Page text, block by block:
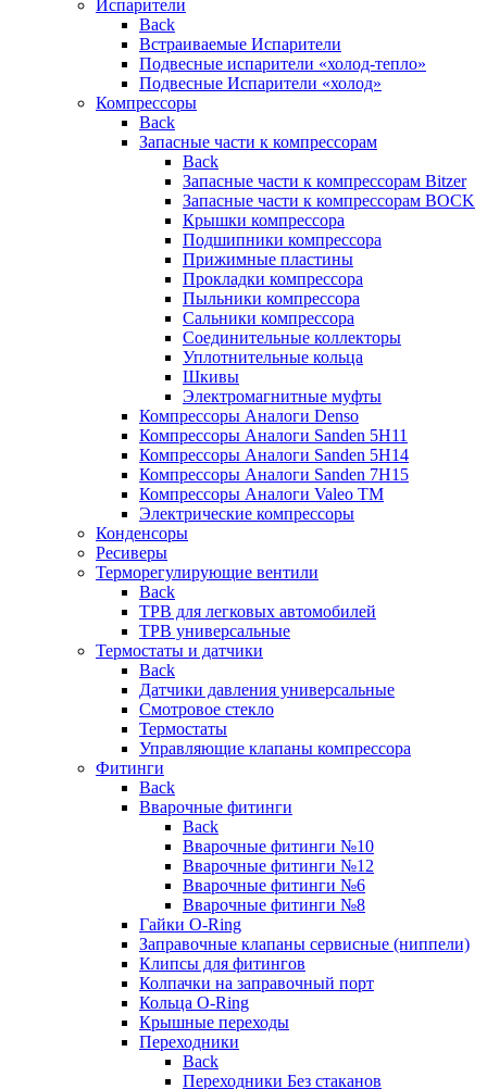
Испарители
Back
Встраиваемые Испарители
Подвесные испарители «холод-тепло»
Подвесные Испарители «холод»
Компрессоры
Back
Запасные части к компрессорам
Back
Запасные части к компрессорам Bitzer
Запасные части к компрессорам BOCK
Крышки компрессора
Подшипники компрессора
Прижимные пластины
Прокладки компрессора
Пыльники компрессора
Сальники компрессора
Соединительные коллекторы
Уплотнительные кольца
Шкивы
Электромагнитные муфты
Компрессоры Аналоги Denso
Компрессоры Аналоги Sanden 5H11
Компрессоры Аналоги Sanden 5H14
Компрессоры Аналоги Sanden 7H15
Компрессоры Аналоги Valeo ТМ
Электрические компрессоры
Конденсоры
Ресиверы
Терморегулирующие вентили
Back
ТРВ для легковых автомобилей
ТРВ универсальные
Термостаты и датчики
Back
Датчики давления универсальные
Смотровое стекло
Термостаты
Управляющие клапаны компрессора
Фитинги
Back
Вварочные фитинги
Back
Вварочные фитинги №10
Вварочные фитинги №12
Вварочные фитинги №6
Вварочные фитинги №8
Гайки O-Ring
Заправочные клапаны сервисные (ниппели)
Клипсы для фитингов
Колпачки на заправочный порт
Кольца O-Ring
Крышные переходы
Переходники
Back
Переходники Без стаканов